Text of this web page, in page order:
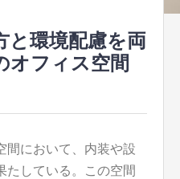
と環境配慮を両
オフィス空間
間において、内装や設
している。
この空間